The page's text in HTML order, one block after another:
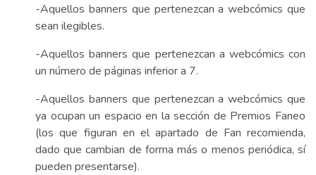
-Aquellos banners que pertenezcan a webcómics que
sean ilegibles.
-Aquellos banners que pertenezcan a webcómics con
un número de páginas inferior a 7.
-Aquellos banners que pertenezcan a webcómics que
ya ocupan un espacio en la sección de Premios Faneo
(los que figuran en el apartado de Fan recomienda,
dado que cambian de forma más o menos periódica, sí
pueden presentarse).